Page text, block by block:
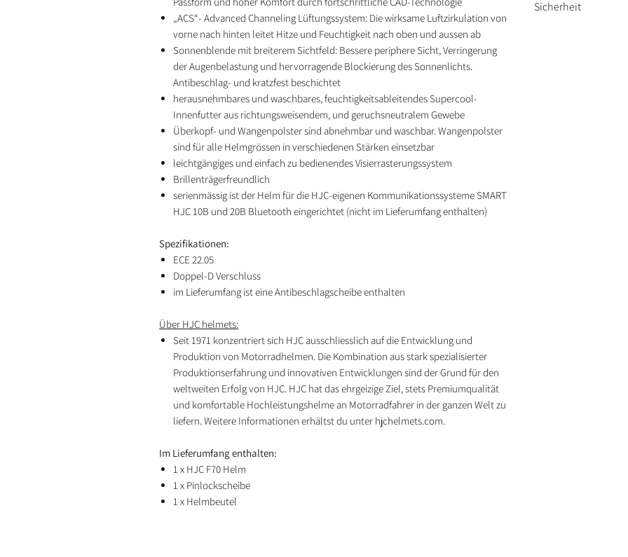
„ACS“- Advanced Channeling Lüftungssystem: Die wirksame Luftzirkulation von
vorne nach hinten leitet Hitze und Feuchtigkeit nach oben und aussen ab
Sonnenblende mit breiterem Sichtfeld: Bessere periphere Sicht, Verringerung
der Augenbelastung und hervorragende Blockierung des Sonnenlichts.
Antibeschlag- und kratzfest beschichtet
herausnehmbares und waschbares, feuchtigkeitsableitendes Supercool-
Innenfutter aus richtungsweisendem, und geruchsneutralem Gewebe
Überkopf- und Wangenpolster sind abnehmbar und waschbar. Wangenpolster
sind für alle Helmgrössen in verschiedenen Stärken einsetzbar
leichtgängiges und einfach zu bedienendes Visierrasterungssystem
Brillenträgerfreundlich
serienmässig ist der Helm für die HJC-eigenen Kommunikationssysteme SMART
HJC 10B und 20B Bluetooth eingerichtet (nicht im Lieferumfang enthalten)
Spezifikationen:
ECE 22.05
Doppel-D Verschluss
im Lieferumfang ist eine Antibeschlagscheibe enthalten
Über HJC helmets:
Seit 1971 konzentriert sich HJC ausschliesslich auf die Entwicklung und
Produktion von Motorradhelmen. Die Kombination aus stark spezialisierter
Produktionserfahrung und innovativen Entwicklungen sind der Grund für den
weltweiten Erfolg von HJC. HJC hat das ehrgeizige Ziel, stets Premiumqualität
und komfortable Hochleistungshelme an Motorradfahrer in der ganzen Welt zu
liefern. Weitere Informationen erhältst du unter hjchelmets.com.
Im Lieferumfang enthalten:
1 x HJC F70 Helm
1 x Pinlockscheibe
1 x Helmbeutel
Innenschale: EPS
Luftauslass:
Sicherheit